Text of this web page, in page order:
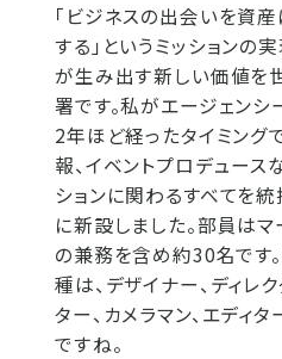
「ビジネスの出会いを資
する」というミッションの
が生み出す新しい価値を
署です。私がエージェン
2年ほど経ったタイミング
報、イベントプロデュース
ションに関わるすべてを
に新設しました。部員は
の兼務を含め約30名です
種は、デザイナー、ディレ
ター、カメラマン、エディ
ですね。